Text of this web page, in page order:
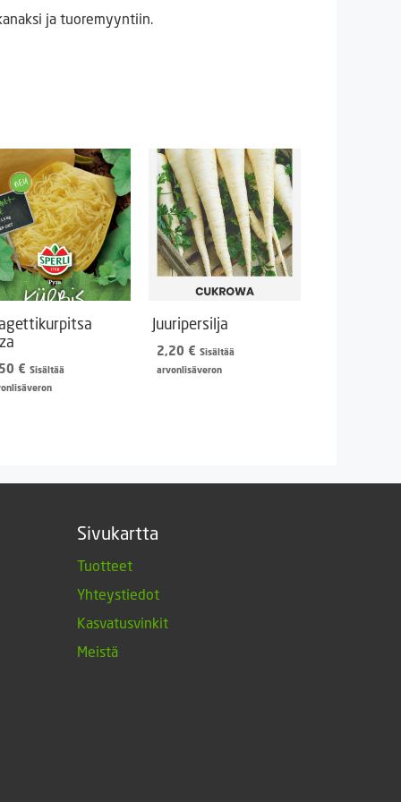
ja tuoremyyntiin.
€ Sisältää
Juuripersilja
2,20 € Sisältää
arvonlisäveron
Sivukartta
Tuotteet
Yhteystiedot
Kasvatusvinkit
Meistä